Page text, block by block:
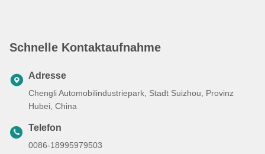
Schnelle Kontaktaufnahme
Adresse
Chengli Automobilindustriepark, Stadt Suizhou, Provinz
Hubei, China
Telefon
0086-18995979503